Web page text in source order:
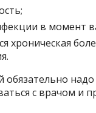
в момент
хроническая
обязательно надо
с врачом и